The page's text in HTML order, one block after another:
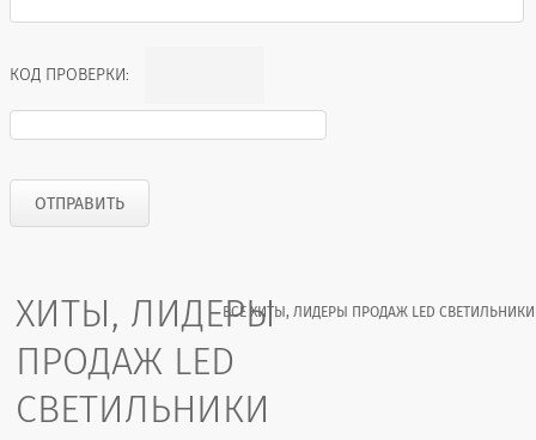
КОД ПРОВЕРКИ:
ХИТЫ, ЛИДЕРЫ
ПРОДАЖ LED
СВЕТИЛЬНИКИ
ВСЕ ХИТЫ, ЛИДЕРЫ ПРОДАЖ LED СВЕТИЛЬНИКИ